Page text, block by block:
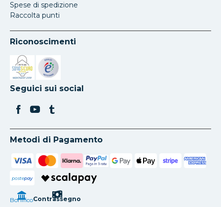
Spese di spedizione
Raccolta punti
Riconoscimenti
Si apre in una nuova scheda
Si apre in una nuova scheda
Seguici sui social
Metodi di Pagamento
postepay
BonificoContrassegno